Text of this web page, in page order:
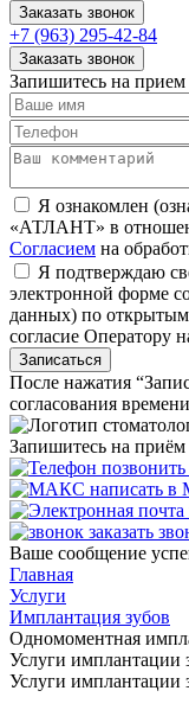
Заказать звонок
+7 (963) 295-42-84
Заказать звонок
Запишитесь на прием
Я ознакомлен
«АТЛАНТ» в
Согласием на
Я подтверждаю
электронной форме
данных) по открытым
согласие Оператору
После нажатия
согласования времени
Запишитесь на приём
написать
заказать
Ваше сообщение
Главная
Услуги
Имплантация зубов
Одномоментная
Услуги имплантации
Услуги имплантации